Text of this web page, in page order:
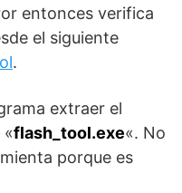
entonces verifica
el siguiente
.
extraer el
«flash_tool.exe«. No
porque es